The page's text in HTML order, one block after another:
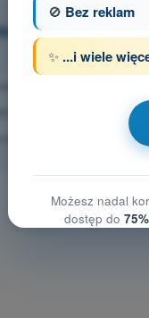
z limitem
i danych osobowych
i danych osobowych
i danych
🚫 Bez reklam
✨ ...i wiele
Możesz nadal
dostęp do